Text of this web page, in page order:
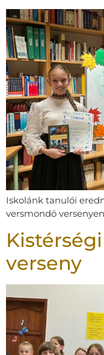
Iskolánk tanulói
versmondó
verseny